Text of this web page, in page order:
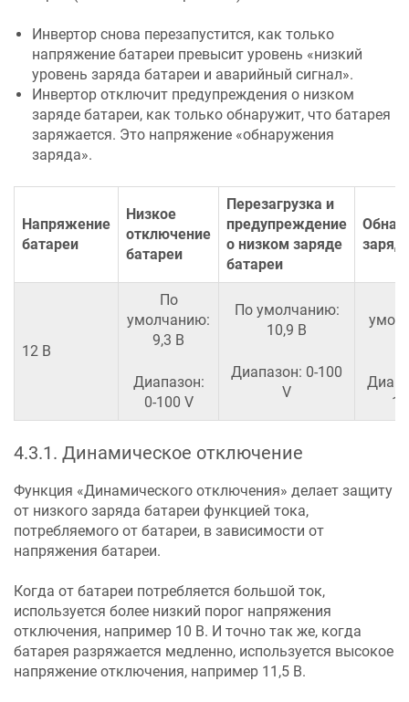
Инвертор снова перезапустится, как только
напряжение батареи превысит уровень «низкий
уровень заряда батареи и аварийный сигнал».
Инвертор отключит предупреждения о низком
заряде батареи, как только обнаружит, что батарея
заряжается. Это напряжение «обнаружения
заряда».
Напряжение
батареи
Низкое
отключение
батареи
Перезагрузка и
предупреждение
о низком заряде
батареи
12 В
По
умолчанию:
9,3 В
Диапазон:
0-100 V
По умолчанию:
10,9 В
Диапазон: 0-100
V
4.3.1 . Динамическое отключение
Функция «Динамического отключения» делает защиту
от низкого заряда батареи функцией тока,
потребляемого от батареи, в зависимости от
напряжения батареи.
Когда от батареи потребляется большой ток,
используется более низкий порог напряжения
отключения, например 10 В. И точно так же, когда
батарея разряжается медленно, используется высокое
напряжение отключения, например 11,5 В.